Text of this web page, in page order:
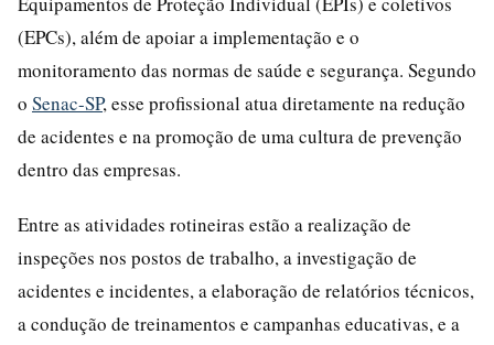
(EPCs), além de apoiar a implementação e o
monitoramento das normas de saúde e segurança. Segundo
o Senac-SP, esse profissional atua diretamente na redução
de acidentes e na promoção de uma cultura de prevenção
dentro das empresas.
Entre as atividades rotineiras estão a realização de
inspeções nos postos de trabalho, a investigação de
acidentes e incidentes, a elaboração de relatórios técnicos,
a condução de treinamentos e campanhas educativas, e a